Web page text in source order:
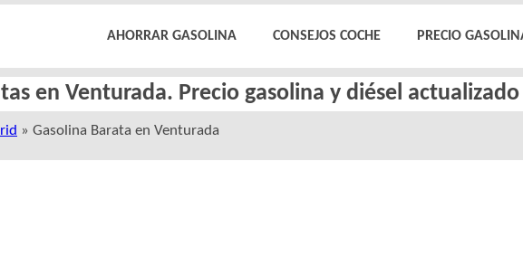
AHORRAR GASOLINA CONSEJOS COCHE PRECIO
en Venturada. Precio gasolina y diésel actualizado
» Gasolina Barata en Venturada